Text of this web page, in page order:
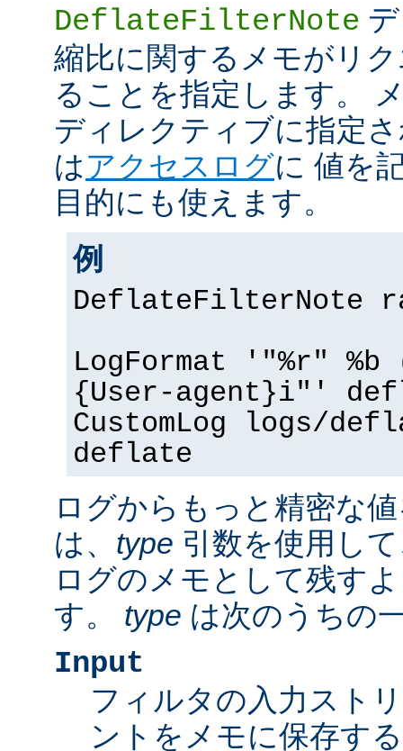
DeflateFilterNote
縮比に関するメモがリ
ることを指定します。
ディレクティブに指定
はアクセスログに 値を
目的にも使えます。
例
DeflateFilterNote
LogFormat '"%r"
{User-agent}i"'
CustomLog logs/
deflate
ログからもっと精密な
は、 type 引数を使用し
ログのメモとして残す
す。 type は次のうちの
Input
フィルタの入力スト
ントをメモに保存す